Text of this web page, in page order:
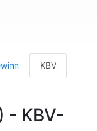
KBV
- KBV-